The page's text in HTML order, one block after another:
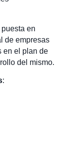
en
de empresas
en el plan de
del mismo.
: